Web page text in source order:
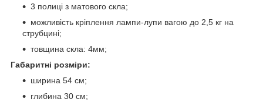
3 полиці з матового скла;
можливість кріплення лампи-лупи вагою до 2,5 кг на
струбцині;
товщина скла: 4мм;
Габаритні розміри:
ширина 54 см;
глибина 30 см;